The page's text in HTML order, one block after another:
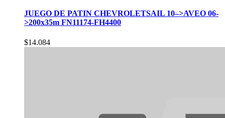
JUEGO DE PATIN CHEVROLETSAIL 10–>AVEO 06-
>200x35m FN11174-FH4400
$14.084